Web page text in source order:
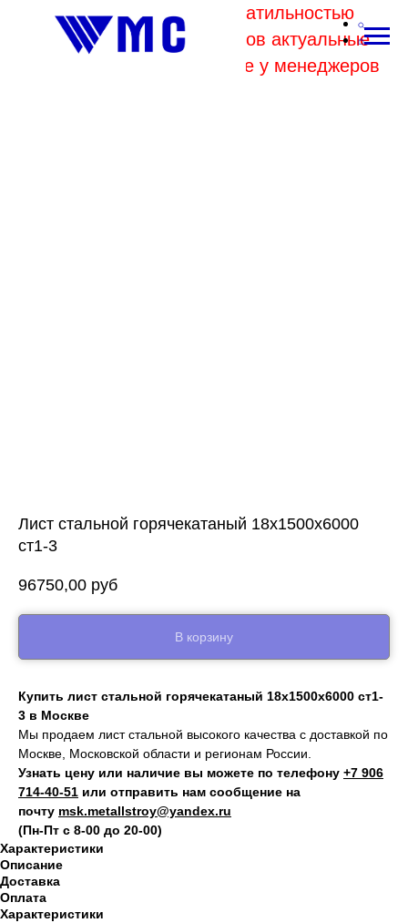
В связи с высокой волатильностью
отпускных цен комбинатов актуальные
цены на металл уточняйте у менеджеров
Лист стальной горячекатаный 18х1500х6000
ст1-3
96750,00 руб
В корзину
Купить лист стальной горячекатаный 18х1500х6000 ст1-
3 в Москве
Мы продаем лист стальной высокого качества с доставкой по
Москве, Московской области и регионам России.
Узнать цену или наличие вы можете по телефону +7 906
714‑40-51 или отправить нам сообщение на
почту msk.metallstroy@yandex.ru
(Пн-Пт с 8-00 до 20-00)
Характеристики
Описание
Доставка
Оплата
Характеристики